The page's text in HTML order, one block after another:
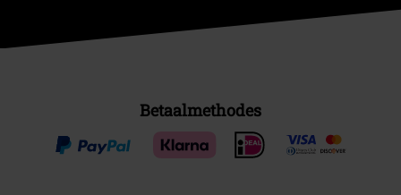
Betaalmethodes